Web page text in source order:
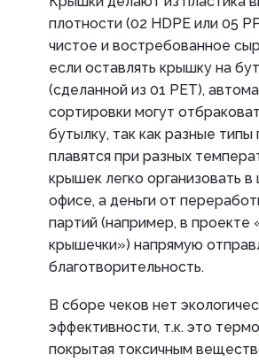
плотности (02 HDPE или 05
чистое и востребованное
если оставлять крышку на
(сделанной из 01 PET),
сортировки могут
бутылку, так как разные типы
плавятся при разных
крышек легко организовать
офисе, а деньги от
партий (например, в
крышечки») напрямую
благотворительность.
В сборе чеков нет
эффективности, т.к. это
покрытая токсичным